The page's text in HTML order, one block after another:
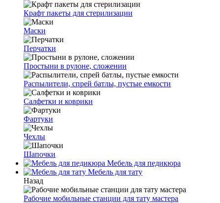
Крафт пакеты для стерилизации
Маски
Перчатки
Простыни в рулоне, сложении
Распылители, спрей батлы, пустые емкости
Салфетки и коврики
Фартуки
Чехлы
Шапочки
Мебель для педикюра
Мебель для тату
Назад
Рабочие мобильные станции для тату мастера